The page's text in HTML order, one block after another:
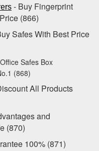
- Buy Fingerprint
(866)
Safes With Best Price
Safes Box
(868)
All Products
and
(870)
‎100%‎ (871)